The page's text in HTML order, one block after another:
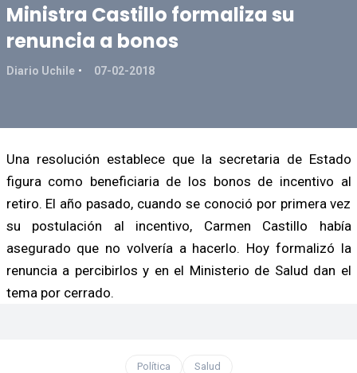
Ministra Castillo formaliza su
renuncia a bonos
Diario Uchile 07-02-2018
Una resolución establece que la secretaria de Estado
figura como beneficiaria de los bonos de incentivo al
retiro. El año pasado, cuando se conoció por primera vez
su postulación al incentivo, Carmen Castillo había
asegurado que no volvería a hacerlo. Hoy formalizó la
renuncia a percibirlos y en el Ministerio de Salud dan el
tema por cerrado.
Política Salud